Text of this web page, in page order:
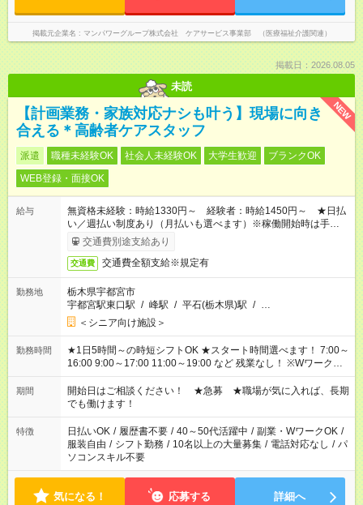
掲載元企業名 マンパワーグループ株式会社 ケアサービス事業部 （医療福祉介護関連）
掲載日：2026.08.05
未読
NEW
【計画業務・家族対応ナシも叶う】現場に向き
合える＊高齢者ケアスタッフ
派遣 職種未経験OK 社会人未経験OK 大学生歓迎
ブランクOK
WEB登録・面接OK
給与
無資格未経験：時給1330円～ 経験者：時給1450円～ ★日払
い／週払い制度あり（月払いも選べます）※稼働開始時は手続き
完了次第のお支払いとなります。
交通費別途支給あり
交通費 交通費全額支給※規定有
勤務地
栃木県宇都宮市
宇都宮駅東口駅 / 峰駅 / 平石(栃木県)駅 / …
＜シニア向け施設＞
勤務時間
★1日5時間～の時短シフトOK ★スタート時間選べます！ 7:00～
16:00 9:00～17:00 11:00～19:00 など 残業なし！ ※Wワークの
場合、他のお仕事と合わせ週40時間超の就業はご案内できませ
ん ※法令に基づき、週20時間以上勤務は社会保険への加入対象
となります ※労働者派遣法（日雇い派遣の原則禁止）により、
短時間・短期間の就業はご案内が難しい場合があります
期間
開始日はご相談ください！ ★急募 ★職場が気に入れば、長期
でも働けます！
特徴 日払いOK / 履歴書不要 / 40～50代活躍中 / 副業・WワークOK /
服装自由 / シフト勤務 / 10名以上の大量募集 / 電話対応なし / パ
ソコンスキル不要
気になる！ 応募する 詳細へ